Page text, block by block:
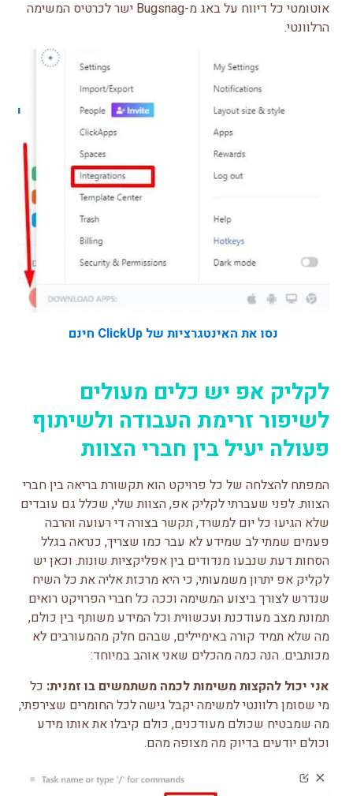
אוטומטי כל דיווח על באג מ-Bugsnag ישר לכרטיס המשימה
הרלוונטי.
נסו את האינטגרציות של ClickUp חינם
לקליק אפ יש כלים מעולים
לשיפור זרימת העבודה ולשיתוף
פעולה יעיל בין חברי הצוות
המפתח להצלחה של כל פרויקט הוא תקשורת בריאה בין חברי
הצוות. לפני שעברתי לקליק אפ, הצוות שלי, שכלל גם עובדים
שלא הגיעו כל יום למשרד, תקשר בצורה די רעועה והרבה
פעמים שמתי לב שמידע לא עבר כמו שצריך, כנראה בגלל
הסחות דעת שנבעו מנדודים בין אפליקציות שונות. וכאן יש
לקליק אפ יתרון משמעותי, כי היא מרכזת אליה את כל השיח
שנדרש לצורך ביצוע המשימה וככה כל חברי הפרויקט רואים
תמונת מצב מעודכנת ועכשווית וכל המידע משותף בין כולם,
מה שלא תמיד קורה באימיילים, שבהם חלק מהמעורבים לא
מכותבים. הנה כמה מהכלים שאני אוהב במיוחד:
אני יכול להקצות משימות לכמה משתמשים בו זמנית: כל
מי שסומן רלוונטי למשימה יקבל גישה לכל החומרים שצירפתי,
מה שמבטיח שכולם מעודכנים, כולם קיבלו את אותו מידע
וכולם יודעים בדיוק מה מצופה מהם.